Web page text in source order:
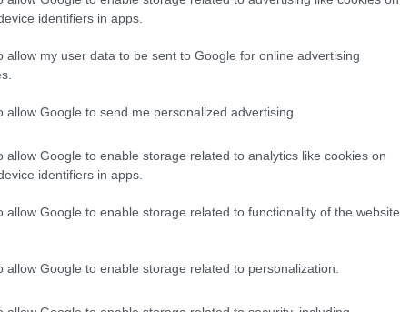
identifiers in apps.
allow my user data to be sent to Google for online advertising
allow Google to send me personalized advertising.
allow Google to enable storage related to analytics like cookies on
identifiers in apps.
allow Google to enable storage related to functionality of the website
allow Google to enable storage related to personalization.